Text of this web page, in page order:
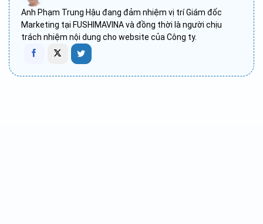
Anh Phạm Trung Hậu đang đảm nhiệm vị trí Giám đốc
Marketing tại FUSHIMAVINA và đồng thời là người chịu
trách nhiệm nội dung cho website của Công ty.